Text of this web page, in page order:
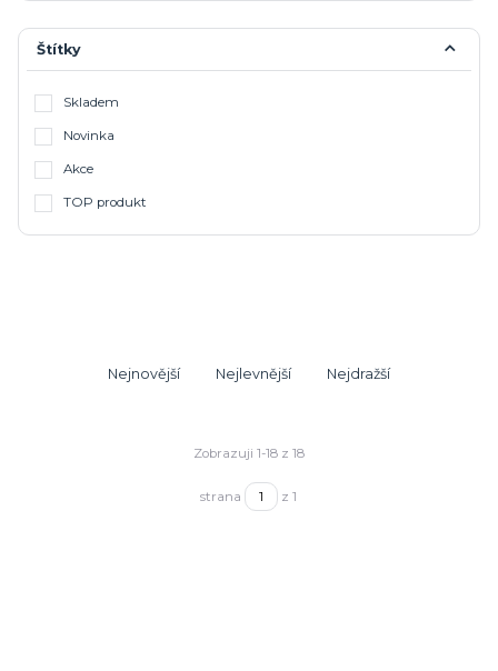
Štítky
Skladem
Novinka
Akce
TOP produkt
Nejnovější Nejlevnější Nejdražší
Zobrazuji 1-18 z 18
strana z 1